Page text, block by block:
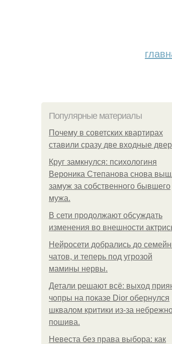
Популярные материалы
Почему в советских квартирах
ставили сразу две входные
Круг замкнулся: психологиня
Вероника Степанова снова
замуж за собственного бывшего
мужа.
В сети продолжают обсуждать
изменения во внешности
Нейросети добрались до
чатов, и теперь под угрозой
мамины нервы.
Детали решают всё: выход
чопры на показе Dior обернулся
шквалом критики из-за
пошива.
Невеста без права выбора: как